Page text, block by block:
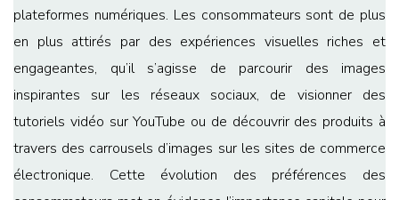
plateformes numériques. Les consommateurs sont de plus
en plus attirés par des expériences visuelles riches et
engageantes, qu’il s’agisse de parcourir des images
inspirantes sur les réseaux sociaux, de visionner des
tutoriels vidéo sur YouTube ou de découvrir des produits à
travers des carrousels d’images sur les sites de commerce
électronique. Cette évolution des préférences des